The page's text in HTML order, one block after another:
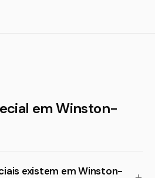
em Winston-
existem em Winston-